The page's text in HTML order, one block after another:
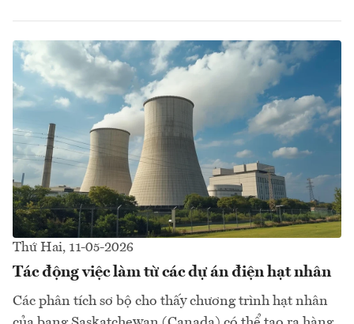
Thứ Hai, 11-05-2026
Tác động việc làm từ các dự án điện hạt nhân
Các phân tích sơ bộ cho thấy chương trình hạt nhân